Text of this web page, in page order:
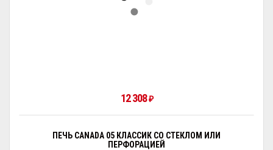
12 308₽
ПЕЧЬ CANADA 05 КЛАССИК СО СТЕКЛОМ ИЛИ
ПЕРФОРАЦИЕЙ